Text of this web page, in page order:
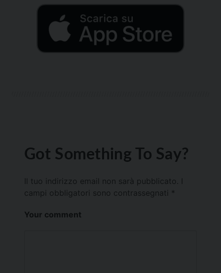
Got Something To Say?
Il tuo indirizzo email non sarà pubblicato.
campi obbligatori sono contrassegnati *
Your comment